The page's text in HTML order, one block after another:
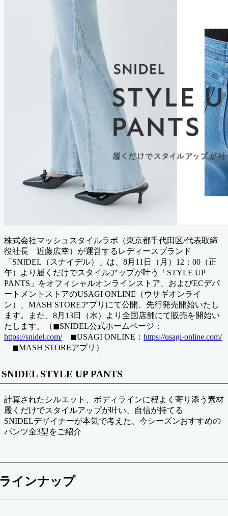
株式会社マッシュスタイルラボ（東京都千代田区/代表取締
役社長 近藤広幸）が運営するレディースブランド
「SNIDEL（スナイデル）」は、8月11日（月）12：00（正
午）より履くだけでスタイルアップが叶う「STYLE UP
PANTS」をオフィシャルオンラインストア、およびECデパ
ートメントストアのUSAGI ONLINE（ウサギオンライ
ン）、MASH STOREアプリにて公開、先行発売開始いたし
ます。また、8月13日（水）より全国店舗にて販売を開始い
たします。（◼︎SNIDEL公式ホームページ：
https://snidel.com/◼︎USAGI ONLINE： https://usagi-online.com/
◼︎MASH STOREアプリ）
SNIDEL STYLE UP PANTS
計算されたシルエット、ボディラインに程よく寄り添う素材
履くだけでスタイルアップが叶い、自信が持てる
SNIDELデザイナーが本気で考えた、今シーズンおすすめの
パンツ全3型をご紹介
インナップ